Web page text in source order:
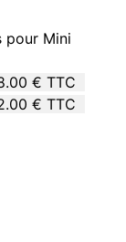
pour Mini
€ TTC
€ TTC